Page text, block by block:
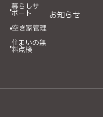
暮らしサ
ポート
空き家管理
住まいの無
料点検
お知らせ